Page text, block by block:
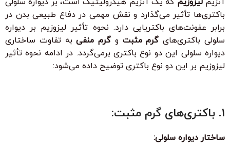
سطوح با زیرنویس فارسی حرفه‌ای و امکان دانلود و تماشای آنلاین."
ویژگی‌های کلیدی:
بدون نیاز به تجربه قبلی برنامه‌نویسی
زیرنویس فارسی با ترجمه حرفه‌ای
۳۰ ٪ تخفیف ویژه برای دانشجویان و دانش آموزان
باکتری‌ها تأثیر می‌گذارد و نقش مهمی در دفاع طبیعی بدن در
برابر عفونت‌های باکتریایی دارد. نحوه تأثیر لیزوزیم بر دیواره
سلولی باکتری‌هایگرم مثبت وگرم منفیبه تفاوت ساختاری
دیواره سلولی این دو نوع باکتری برمی‌گردد. در ادامه نحوه تأثیر
لیزوزیم بر این دو نوع باکتری توضیح داده می‌شود:
1. باکتری‌های گرم مثبت:
ساختار دیواره سلولی: